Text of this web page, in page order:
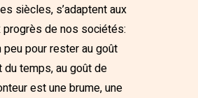
siècles, s’adaptent aux
de nos sociétés:
peu pour rester au goût
du temps, au goût de
est une brume, une